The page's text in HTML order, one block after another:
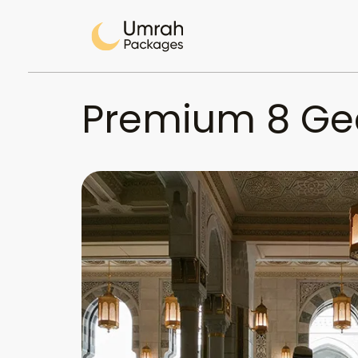
Premium 8